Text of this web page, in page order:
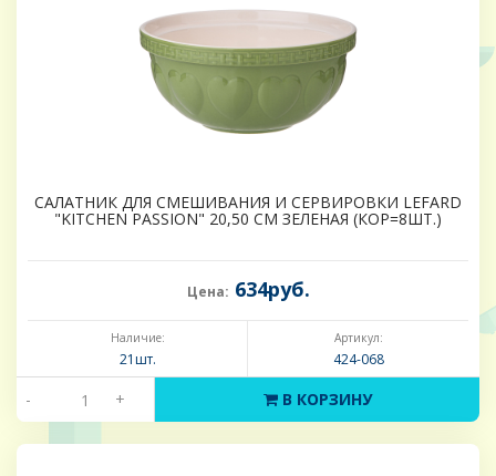
САЛАТНИК ДЛЯ СМЕШИВАНИЯ И СЕРВИРОВКИ LEFARD
"KITCHEN PASSION" 20,50 СМ ЗЕЛЕНАЯ (КОР=8ШТ.)
Цена: 634руб.
Наличие:
21шт.
Артикул:
424-068
- + В КОРЗИНУ